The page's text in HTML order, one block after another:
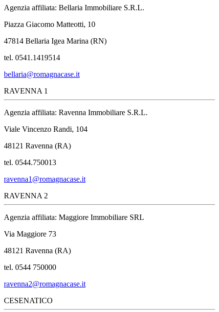
Agenzia affiliata: Bellaria Immobiliare S.R.L.
Piazza Giacomo Matteotti, 10
47814 Bellaria Igea Marina (RN)
tel. 0541.1419514
bellaria@romagnacase.it
RAVENNA 1
Agenzia affiliata: Ravenna Immobiliare S.R.L.
Viale Vincenzo Randi, 104
48121 Ravenna (RA)
tel. 0544.750013
ravenna1@romagnacase.it
RAVENNA 2
Agenzia affiliata: Maggiore Immobiliare SRL
Via Maggiore 73
48121 Ravenna (RA)
tel. 0544 750000
ravenna2@romagnacase.it
CESENATICO